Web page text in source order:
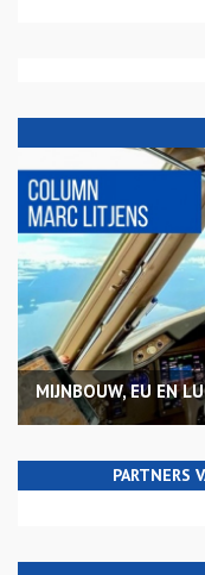
MIJNBOUW, EU EN
PARTNERS